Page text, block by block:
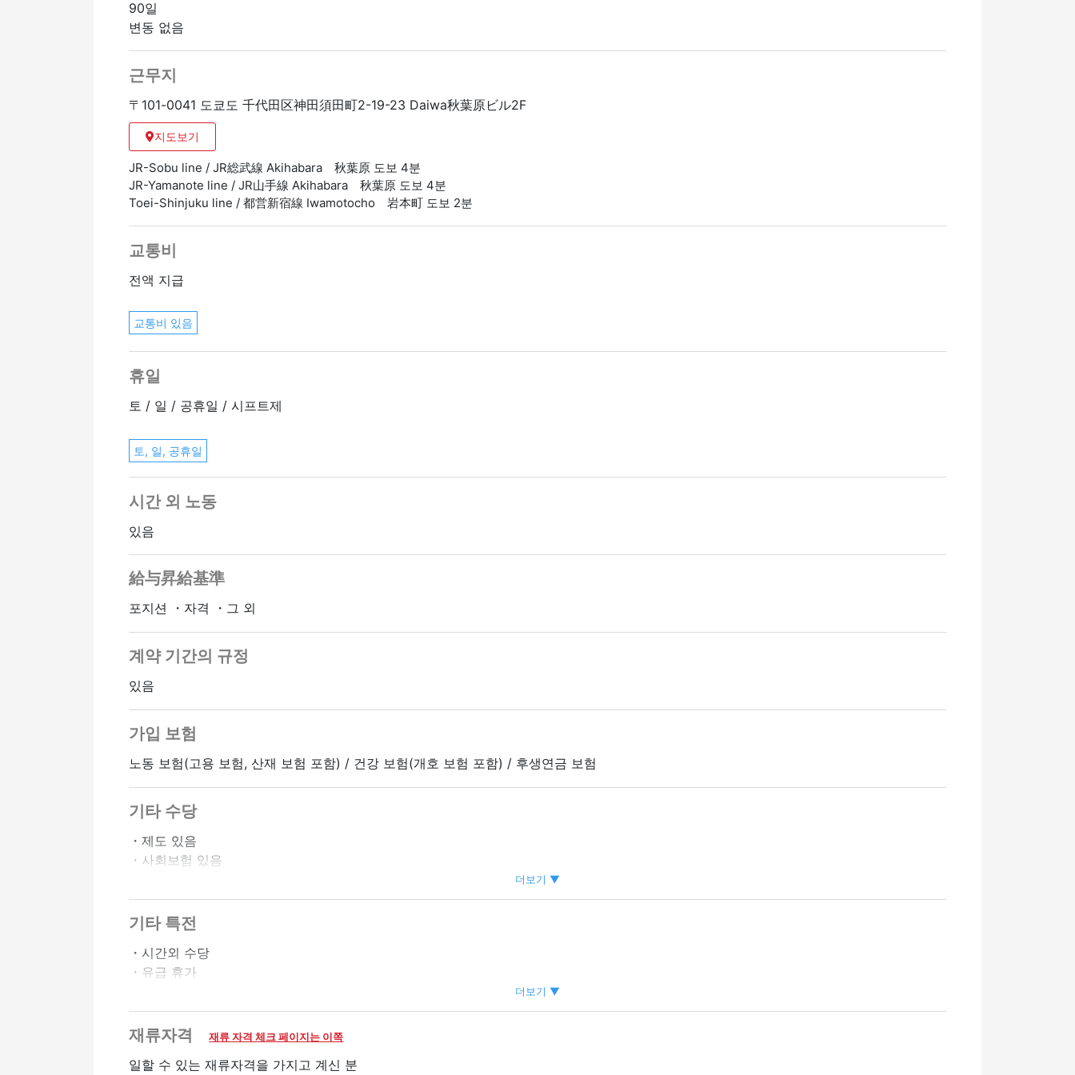
90일
변동 없음
근무지
〒101-0041 도쿄도 千代田区神田須田町2-19-23 Daiwa秋葉原ビル2F
지도보기
JR-Sobu line / JR総武線 Akihabara 秋葉原 도보 4분
JR-Yamanote line / JR山手線 Akihabara 秋葉原 도보 4분
Toei-Shinjuku line / 都営新宿線 Iwamotocho 岩本町 도보 2분
교통비
전액 지급
교통비 있음
휴일
토 / 일 / 공휴일 / 시프트제
토, 일, 공휴일
시간 외 노동
있음
給与昇給基準
포지션 ・자격 ・그 외
계약 기간의 규정
있음
가입 보험
노동 보험(고용 보험, 산재 보험 포함) / 건강 보험(개호 보험 포함) / 후생연금 보험
기타 수당
・제도 있음
・사회보험 있음
・바이크 통근 OK
・자격 취득 보조 있음
정사원 승급가능
더보기 ▼
기타 특전
・시간외 수당
・유급 휴가
・사원등용제도 있음
・승급 있음
・친구 소개 수당 있음
더보기 ▼
재류자격 재류 자격 체크 페이지는 이쪽
일할 수 있는 재류자격을 가지고 계신 분